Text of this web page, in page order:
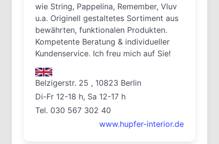
wie String, Pappelina, Remember, Vluv
u.a. Originell gestaltetes Sortiment aus
bewährten, funktionalen Produkten.
Kompetente Beratung & individueller
Kundenservice. Ich freu mich auf Sie!
Belzigerstr. 25 , 10823 Berlin
Di-Fr 12-18 h, Sa 12-17 h
Tel. 030 567 302 40
www.hupfer-interior.de